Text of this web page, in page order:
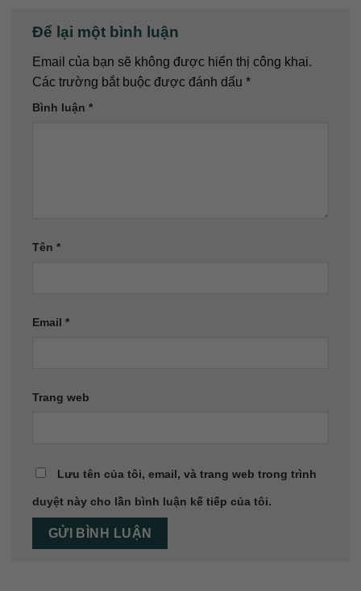
Để lại một bình luận
Email của bạn sẽ không được hiển thị công khai.
Các trường bắt buộc được đánh dấu *
Bình luận *
Tên *
Email *
Trang web
Lưu tên của tôi, email, và trang web trong trình
duyệt này cho lần bình luận kế tiếp của tôi.